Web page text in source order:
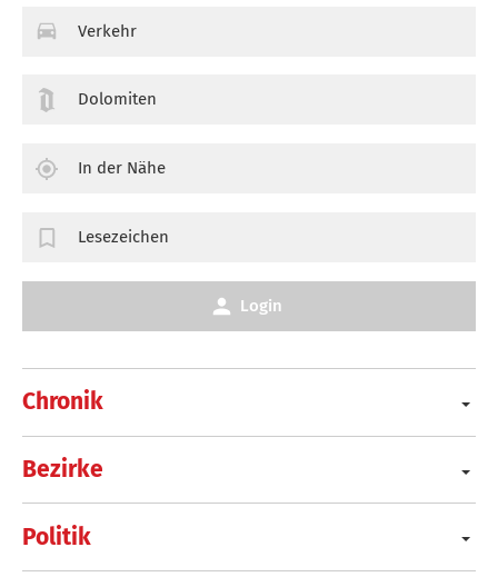
Chronik
Bezirke
Politik
Verkehr
Dolomiten
In der Nähe
Lesezeichen
Login